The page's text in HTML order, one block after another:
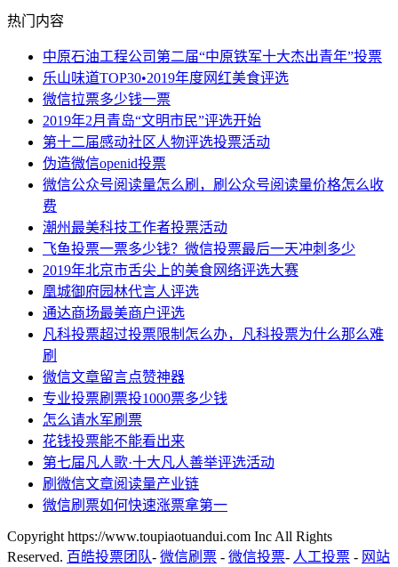
热门内容
中原石油工程公司第二届“中原铁军十大杰出青年”投票
乐山味道TOP30•2019年度网红美食评选
微信拉票多少钱一票
2019年2月青岛“文明市民”评选开始
第十二届感动社区人物评选投票活动
伪造微信openid投票
微信公众号阅读量怎么刷，刷公众号阅读量价格怎么收
费
潮州最美科技工作者投票活动
飞鱼投票一票多少钱？微信投票最后一天冲刺多少
2019年北京市舌尖上的美食网络评选大赛
凰城御府园林代言人评选
通达商场最美商户评选
凡科投票超过投票限制怎么办，凡科投票为什么那么难
刷
微信文章留言点赞神器
专业投票刷票投1000票多少钱
怎么请水军刷票
花钱投票能不能看出来
第七届凡人歌·十大凡人善举评选活动
刷微信文章阅读量产业链
微信刷票如何快速涨票拿第一
Copyright https://www.toupiaotuandui.com Inc All Rights
Reserved. 百皓投票团队- 微信刷票 - 微信投票- 人工投票 - 网站